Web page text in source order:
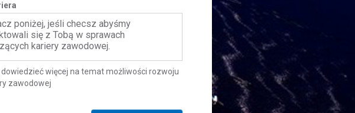
poniżej, jeśli checsz abyśmy
się z Tobą w sprawach
kariery zawodowej.
dowiedzieć więcej na temat możliwości rozwoju
zawodowej